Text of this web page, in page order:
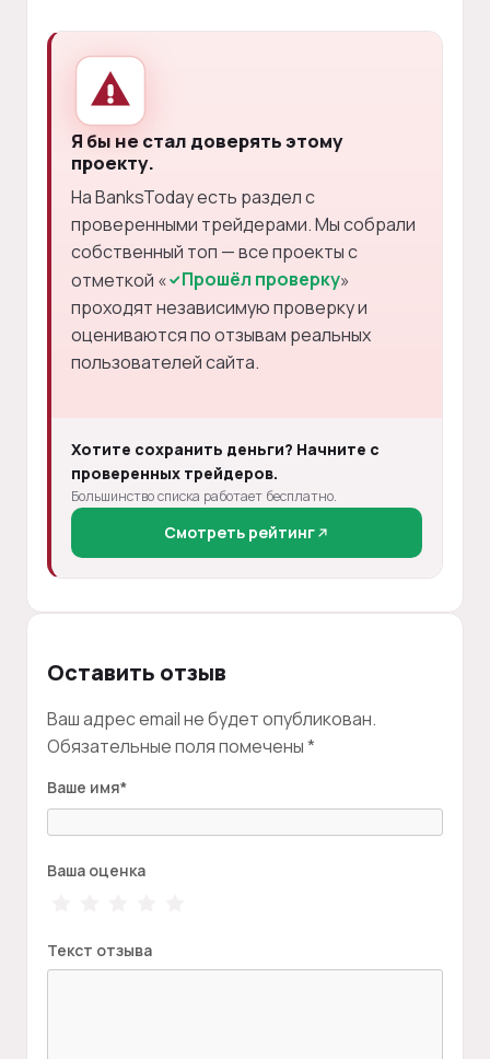
Я бы не стал доверять этому
проекту.
На BanksToday есть раздел с
проверенными трейдерами. Мы собрали
собственный топ — все проекты с
отметкой «
Прошёл проверку»
проходят независимую проверку и
оцениваются по отзывам реальных
пользователей сайта.
Хотите сохранить деньги? Начните с
проверенных трейдеров.
Большинство списка работает бесплатно.
Смотреть рейтинг
Оставить отзыв
Ваш адрес email не будет опубликован.
Обязательные поля помечены*
Ваше имя*
Ваша оценка
Текст отзыва